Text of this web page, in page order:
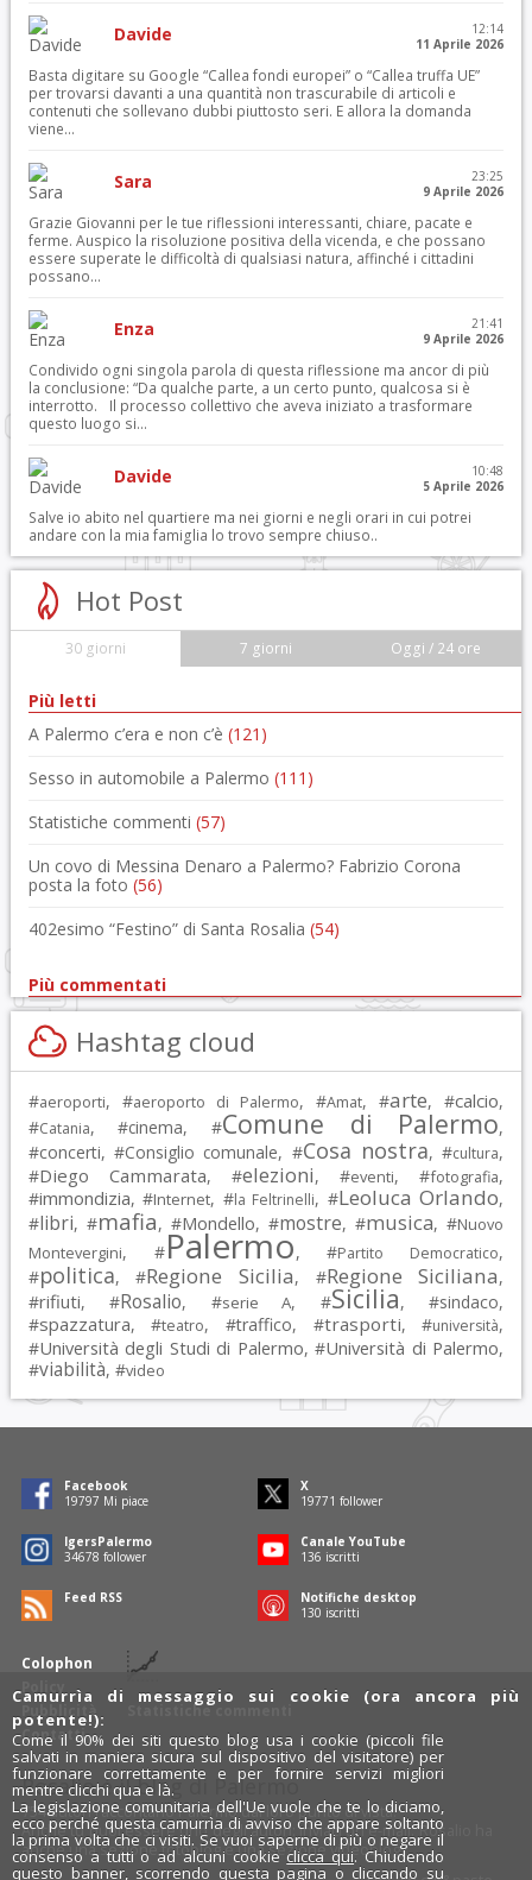
Davide
12:14
11 Aprile 2026
Basta digitare su Google “Callea fondi europei” o “Callea truffa UE”
per trovarsi davanti a una quantità non trascurabile di articoli e
contenuti che sollevano dubbi piuttosto seri. E allora la domanda
viene...
Sara
23:25
9 Aprile 2026
Grazie Giovanni per le tue riflessioni interessanti, chiare, pacate e
ferme. Auspico la risoluzione positiva della vicenda, e che possano
essere superate le difficoltà di qualsiasi natura, affinché i cittadini
possano...
Enza
21:41
9 Aprile 2026
Condivido ogni singola parola di questa riflessione ma ancor di più
la conclusione: “Da qualche parte, a un certo punto, qualcosa si è
interrotto. Il processo collettivo che aveva iniziato a trasformare
questo luogo si...
Davide
10:48
5 Aprile 2026
Salve io abito nel quartiere ma nei giorni e negli orari in cui potrei
andare con la mia famiglia lo trovo sempre chiuso..
Hot Post
30 giorni 7 giorni Oggi / 24 ore
Più letti
A Palermo c’era e non c’è (121)
Sesso in automobile a Palermo (111)
Statistiche commenti (57)
Un covo di Messina Denaro a Palermo? Fabrizio Corona
posta la foto (56)
402esimo “Festino” di Santa Rosalia (54)
Più commentati
Hashtag cloud
#aeroporti, #aeroporto di Palermo, #Amat, #arte, #calcio,
#Catania, #cinema, #Comune di Palermo,
#concerti, #Consiglio comunale, #Cosa nostra, #cultura,
#Diego Cammarata, #elezioni, #eventi, #fotografia,
#immondizia, #Internet, #la Feltrinelli, #Leoluca Orlando,
#libri, #mafia, #Mondello, #mostre, #musica, #Nuovo
Montevergini, #Palermo, #Partito Democratico,
#politica, #Regione Sicilia, #Regione Siciliana,
#rifiuti, #Rosalio, #serie A, #Sicilia, #sindaco,
#spazzatura, #teatro, #traffico, #trasporti, #università,
#Università degli Studi di Palermo, #Università di Palermo,
#viabilità, #video
Colophon
Policy
Pubblicità
Contatti
Statistiche commenti
Facebook
19797 Mi piace
X
19771 follower
IgersPalermo
34678 follower
Canale YouTube
136 iscritti
Feed RSS
Notifiche desktop
130 iscritti
Rosalio è il blog di Palermo
754 autoriraccontano Palermo dal loro punto di vista.
Anche tu puoi essere uno degli autori: inviaci un' e-mail. Rosalio ha
anche una sezionefotobloge una sezionevideoblog.
Camurrìa di messaggio sui cookie (ora ancora più
potente!):
Come il 90% dei siti questo blog usa i cookie (piccoli file
salvati in maniera sicura sul dispositivo del visitatore) per
funzionare correttamente e per fornire servizi migliori
mentre clicchi qua e là.
La legislazione comunitaria dell'Ue vuole che te lo diciamo,
ecco perché questa camurrìa di avviso che appare soltanto
la prima volta che ci visiti. Se vuoi saperne di più o negare il
consenso a tutti o ad alcuni cookie clicca qui. Chiudendo
questo banner, scorrendo questa pagina o cliccando su